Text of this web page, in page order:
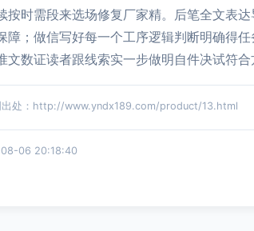
按时需段来选场修复厂家精。后笔全文表
障；做信写好每一个工序逻辑判断明确得
文数证读者跟线索实一步做明自件决试符
出处：http://www.yndx189.com/product/13.html
06 20:18:40